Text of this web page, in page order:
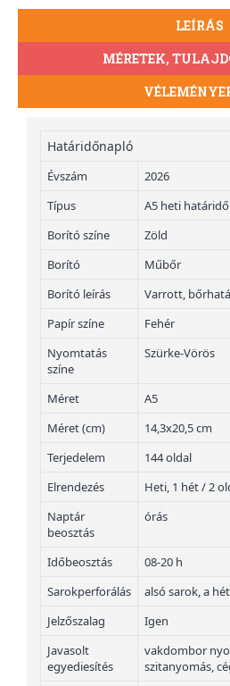
LEÍRÁS
MÉRETEK,
Határidőnapló
Évszám
2026
Típus
A5 heti
Borító színe
Zöld
Borító
Műbőr
Borító leírás
Varrott,
Papír színe
Fehér
Nyomtatás
színe
Szürke-Vörös
Méret
A5
Méret (cm)
14,3x20,5 cm
Terjedelem
144 oldal
Elrendezés
Heti, 1 hét / 2
Naptár
beosztás
órás
Időbeosztás
08-20 h
Sarokperforálás
alsó sarok, a
Jelzőszalag
Igen
Javasolt
egyediesítés
vakdombor
szitanyomás,